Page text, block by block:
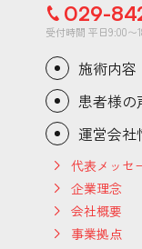
029-
受付時間 平日9:00〜
施術内容
患者様の
運営会社
代表メッセ
企業理念
会社概要
事業拠点